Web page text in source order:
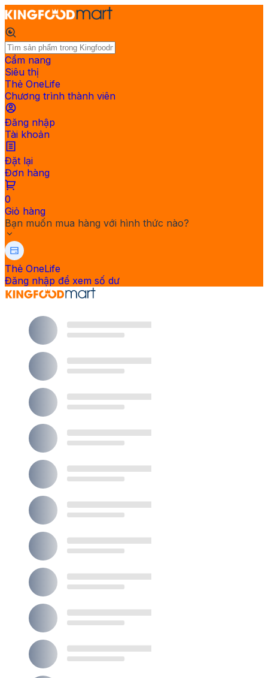
Cẩm nang
Siêu thị
Thẻ OneLife
Chương trình thành viên
Đăng nhập
Tài khoản
Đặt lại
Đơn hàng
0
Giỏ hàng
Bạn muốn mua hàng với hình thức nào?
Thẻ OneLife
Đăng nhập để xem số dư